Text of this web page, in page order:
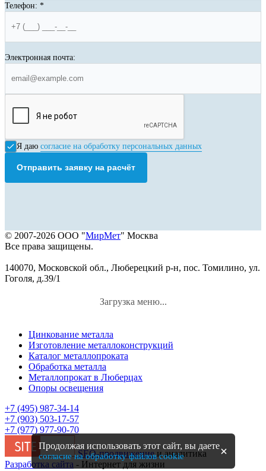
Телефон: *
Электронная почта:
Я даю согласие на обработку персональных данных
Отправить заявку на расчёт
© 2007-2026 ООО "МирМет" Москва
Все права защищены.
140070, Московской обл., Люберецкий р-н, пос. Томилино, ул.
Гоголя, д.39/1
Загрузка меню...
Цинкование металла
Изготовление металлоконструкций
Каталог металлопроката
Обработка металла
Металлопрокат в Люберцах
Опоры освещения
+7 (495) 987-34-14
+7 (903) 503-17-57
+7 (977) 977-90-70
SEO-продвижениеи аналитика
Разработка сайта - Интернет для жизни
Продолжая использовать этот сайт, вы даете
согласие на обработку файлов cookie